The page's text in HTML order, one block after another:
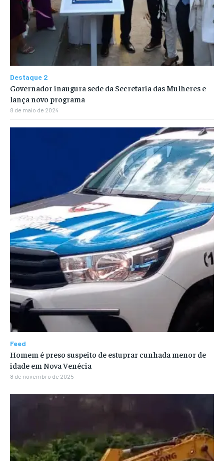
Destaque 2
Governador inaugura sede da Secretaria das Mulheres e
lança novo programa
8 de maio de 2024
Feed
Homem é preso suspeito de estuprar cunhada menor de
idade em Nova Venécia
8 de novembro de 2025